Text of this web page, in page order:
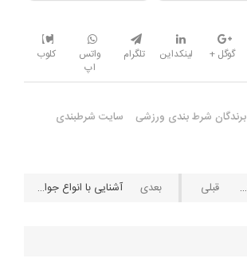
گوگل + لینکداین تلگرام
واتس
اپ
کلوب
برندگان شرط بندی ورزشی
سایت شرطبندی
اطلاعات شرطبندی: داستان ماجرای زیدان و رئال مادرید آشنایی با انواع جوایز یا بونس‌های سایت‌های شرط بندی آنلاین